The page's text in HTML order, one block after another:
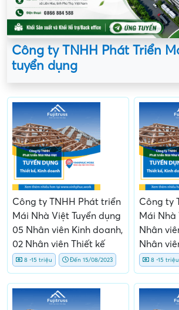
Công ty TNHH Phát Triển
tuyển dụng
Công ty TNHH Phát triển
Mái Nhà Việt Tuyển dụng
05 Nhân viên Kinh doanh,
02 Nhân viên Thiết kế
8 -15 triệu Đến 15/08/2023
Công ty
Mái Nhà
Nhân
Nhân
8 -15 triệu